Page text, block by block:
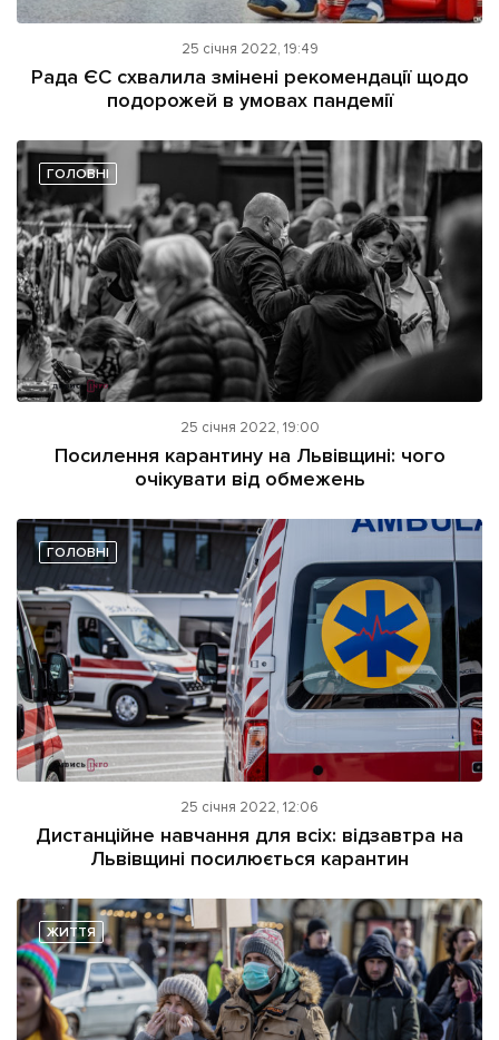
25 січня 2022, 19:49
Рада ЄС схвалила змінені рекомендації щодо
подорожей в умовах пандемії
ГОЛОВНІ
25 січня 2022, 19:00
Посилення карантину на Львівщині: чого
очікувати від обмежень
ГОЛОВНІ
25 січня 2022, 12:06
Дистанційне навчання для всіх: відзавтра на
Львівщині посилюється карантин
ЖИТТЯ